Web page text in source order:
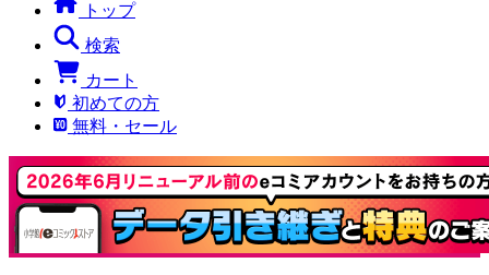
トップ
検索
カート
初めての方
無料・セール